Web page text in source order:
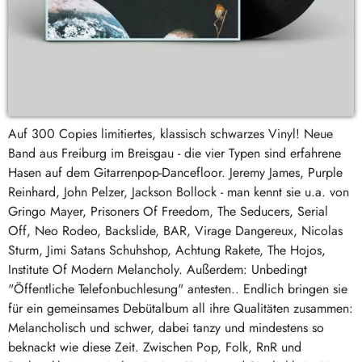
Auf 300 Copies limitiertes, klassisch schwarzes Vinyl! Neue
Band aus Freiburg im Breisgau - die vier Typen sind erfahrene
Hasen auf dem Gitarrenpop-Dancefloor. Jeremy James, Purple
Reinhard, John Pelzer, Jackson Bollock - man kennt sie u.a. von
Gringo Mayer, Prisoners Of Freedom, The Seducers, Serial
Off, Neo Rodeo, Backslide, BAR, Virage Dangereux, Nicolas
Sturm, Jimi Satans Schuhshop, Achtung Rakete, The Hojos,
Institute Of Modern Melancholy. Außerdem: Unbedingt
"Öffentliche Telefonbuchlesung" antesten.. Endlich bringen sie
für ein gemeinsames Debütalbum all ihre Qualitäten zusammen:
Melancholisch und schwer, dabei tanzy und mindestens so
beknackt wie diese Zeit. Zwischen Pop, Folk, RnR und